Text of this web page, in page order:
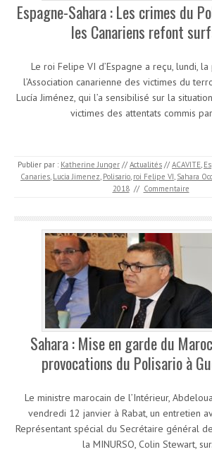
Espagne-Sahara : Les crimes du
les Canariens refont
Le roi Felipe VI d’Espagne a reçu, lundi,
l’Association canarienne des victimes du
Lucía Jiménez, qui l’a sensibilisé sur la
victimes des attentats commis
Publier par : Katherine Junger // Actualités // ACAVITE,
Canaries, Lucia Jimenez, Polisario, roi Felipe VI, Sahara
2018 // Commentaire
Sahara : Mise en garde du
provocations du Polisario à
Le ministre marocain de l’Intérieur,
vendredi 12 janvier à Rabat, un entretien
Représentant spécial du Secrétaire général
la MINURSO, Colin Stewart,